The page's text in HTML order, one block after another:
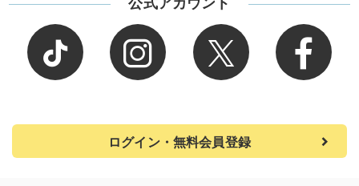
ログイン・無料会員登録